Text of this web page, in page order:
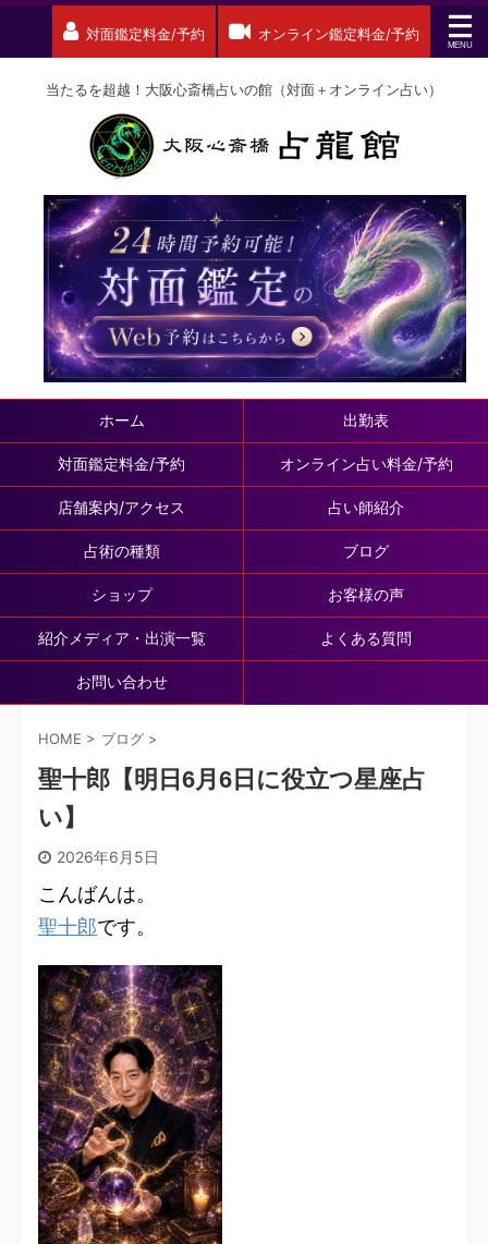
対面鑑定料金/予約 オンライン鑑定料金/予約
当たるを超越！大阪心斎橋占いの館（対面＋オンライン占い）
ホーム 出勤表
対面鑑定料金/予約 オンライン占い料金/予約
店舗案内/アクセス 占い師紹介
占術の種類 ブログ
ショップ お客様の声
紹介メディア・出演一覧 よくある質問
お問い合わせ
HOME > ブログ >
聖十郎【明日6月6日に役立つ星座占
い】
2026年6月5日
こんばんは。
聖十郎です。